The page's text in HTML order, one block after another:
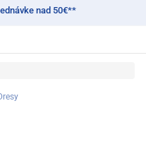
nad 50€**